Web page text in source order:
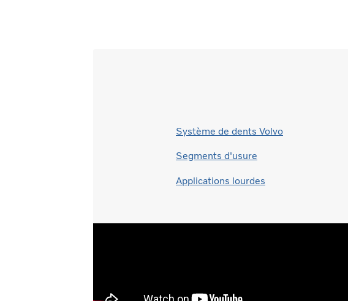
Système de dents Volvo
Segments d'usure
Applications lourdes